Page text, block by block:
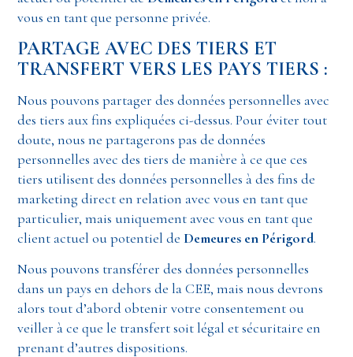
vous en tant que personne privée.
PARTAGE AVEC DES TIERS ET
TRANSFERT VERS LES PAYS TIERS :
Nous pouvons partager des données personnelles avec
des tiers aux fins expliquées ci-dessus. Pour éviter tout
doute, nous ne partagerons pas de données
personnelles avec des tiers de manière à ce que ces
tiers utilisent des données personnelles à des fins de
marketing direct en relation avec vous en tant que
particulier, mais uniquement avec vous en tant que
client actuel ou potentiel de Demeures en Périgord.
Nous pouvons transférer des données personnelles
dans un pays en dehors de la CEE, mais nous devrons
alors tout d’abord obtenir votre consentement ou
veiller à ce que le transfert soit légal et sécuritaire en
prenant d’autres dispositions.